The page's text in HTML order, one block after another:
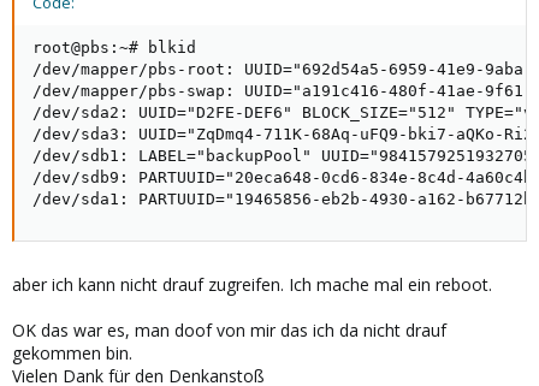
root@pbs:~# blkid
/dev/mapper/pbs-root: UUID="692d54a5-6959-41e9-9aba-
/dev/mapper/pbs-swap: UUID="a191c416-480f-41ae-9f61-
/dev/sda2: UUID="D2FE-DEF6" BLOCK_SIZE="512"
/dev/sda3: UUID="ZqDmq4-711K-68Aq-uFQ9-bki7-aQKo-
/dev/sdb1: LABEL="backupPool"
/dev/sdb9: PARTUUID="20eca648-0cd6-834e-8c4d-
/dev/sda1: PARTUUID="19465856-eb2b-4930-a162-
aber ich kann nicht drauf zugreifen. Ich mache mal ein reboot.
OK das war es, man doof von mir das ich da nicht drauf
gekommen bin.
Vielen Dank für den Denkanstoß